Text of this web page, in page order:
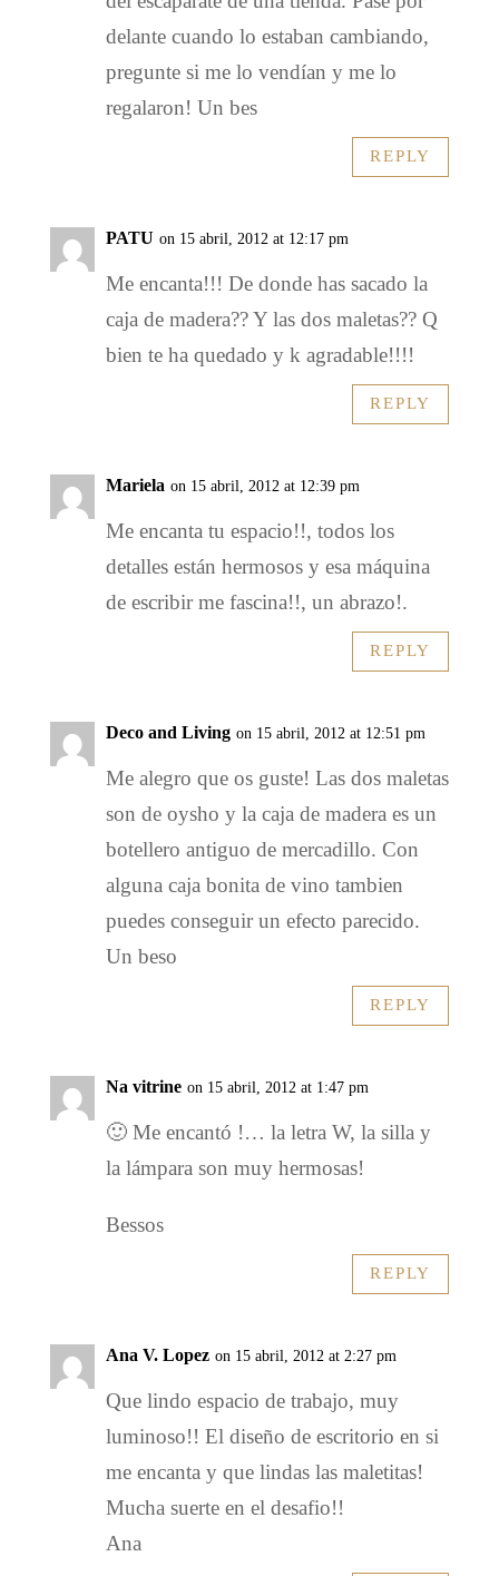
delante cuando lo estaban cambiando,
pregunte si me lo vendían y me lo
regalaron! Un bes
REPLY
PATU on 15 abril, 2012 at 12:17 pm
Me encanta!!! De donde has sacado la
caja de madera?? Y las dos maletas?? Q
bien te ha quedado y k agradable!!!!
REPLY
Mariela on 15 abril, 2012 at 12:39 pm
Me encanta tu espacio!!, todos los
detalles están hermosos y esa máquina
de escribir me fascina!!, un abrazo!.
REPLY
Deco and Living on 15 abril, 2012 at 12:51 pm
Me alegro que os guste! Las dos maletas
son de oysho y la caja de madera es un
botellero antiguo de mercadillo. Con
alguna caja bonita de vino tambien
puedes conseguir un efecto parecido.
Un beso
REPLY
Na vitrine on 15 abril, 2012 at 1:47 pm
🙂 Me encantó !… la letra W, la silla y
la lámpara son muy hermosas!
Bessos
REPLY
Ana V. Lopez on 15 abril, 2012 at 2:27 pm
Que lindo espacio de trabajo, muy
luminoso!! El diseño de escritorio en si
me encanta y que lindas las maletitas!
Mucha suerte en el desafio!!
Ana